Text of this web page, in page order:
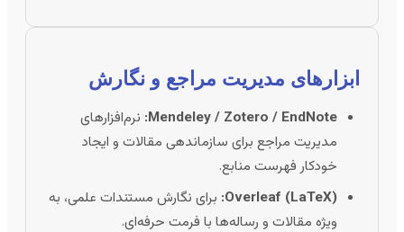
ابزارهای مدیریت مراجع و نگارش
Mendeley / Zotero / EndNote:نرم‌افزارهای
مدیریت مراجع برای سازماندهی مقالات و ایجاد
خودکار فهرست منابع.
Overleaf (LaTeX):برای نگارش مستندات علمی، به
ویژه مقالات و رساله‌ها با فرمت حرفه‌ای.